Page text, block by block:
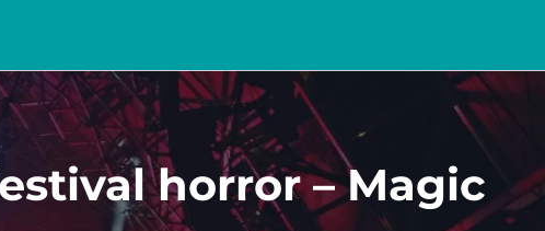
horror – Magic